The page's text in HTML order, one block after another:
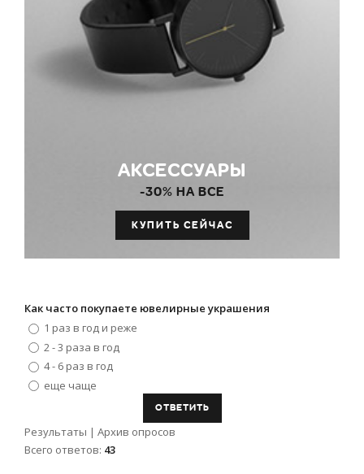
АКСЕССУАРЫ
-30% НА ВСЕ
КУПИТЬ СЕЙЧАС
Как часто покупаете ювелирные украшения
1 раз в год и реже
2 - 3 раза в год
4 - 6 раз в год
еще чаще
Результаты | Архив опросов
Всего ответов: 43